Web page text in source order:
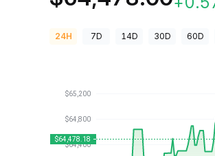
24H 7D 14D 30D 60D